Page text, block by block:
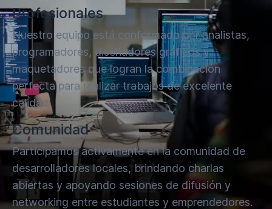
Profesionales
Nuestro equipo está conformado por analistas,
programadores, diseñadores gráficos y
maquetadores que logran la combinación
perfecta para realizar trabajos de excelente
calidad.
Comunidad
Participamos activamente en la comunidad de
desarrolladores locales, brindando charlas
abiertas y apoyando sesiones de difusión y
networking entre estudiantes y emprendedores.